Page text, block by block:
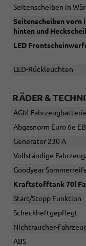
Seitenscheiben in
Seitenscheiben vorn
hinten und
LED
LED-Rückleuchten
RÄDER &
AGM-
Abgasnorm Euro 6e
Generator 230 A
Vollständige
Goodyear
Kraftstofftank 70l
Start/Stopp Funktion
Scheckheftgepflegt
Nichtraucher-
ABS